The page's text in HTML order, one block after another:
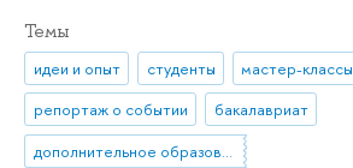
Темы
идеи и опыт студенты
мастер-классы
репортаж о событии
бакалавриат
дополнительное образование